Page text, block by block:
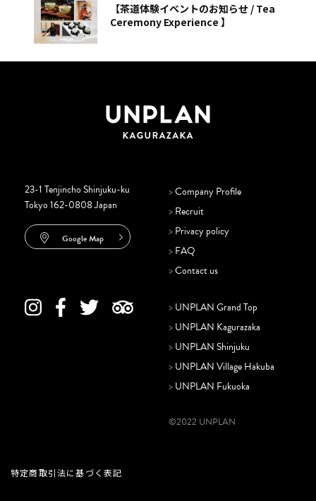
【茶道体験イベントのお知らせ / Tea
Ceremony Experience 】
23-1 Tenjincho Shinjuku-ku
Tokyo 162-0808 Japan
Google Map
>Company Profile
>Recruit
>Privacy policy
>FAQ
>Contact us
>UNPLAN Grand Top
>UNPLAN Kagurazaka
>UNPLAN Shinjuku
>UNPLAN Village Hakuba
>UNPLAN Fukuoka
©2022 UNPLAN
特定商取引法に基づく表記